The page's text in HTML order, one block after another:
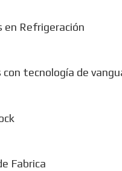
en Refrigeración
con tecnología de
Fabrica